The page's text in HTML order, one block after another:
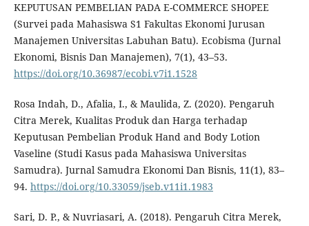
KEPUTUSAN PEMBELIAN PADA E-COMMERCE SHOPEE
(Survei pada Mahasiswa S1 Fakultas Ekonomi Jurusan
Manajemen Universitas Labuhan Batu). Ecobisma (Jurnal
Ekonomi, Bisnis Dan Manajemen), 7(1), 43–53.
https://doi.org/10.36987/ecobi.v7i1.1528
Rosa Indah, D., Afalia, I., & Maulida, Z. (2020). Pengaruh
Citra Merek, Kualitas Produk dan Harga terhadap
Keputusan Pembelian Produk Hand and Body Lotion
Vaseline (Studi Kasus pada Mahasiswa Universitas
Samudra). Jurnal Samudra Ekonomi Dan Bisnis, 11(1), 83–
94. https://doi.org/10.33059/jseb.v11i1.1983
Sari, D. P., & Nuvriasari, A. (2018). Pengaruh Citra Merek,